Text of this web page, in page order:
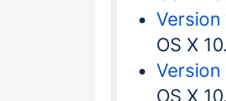
Version
OS X
Version
OS X